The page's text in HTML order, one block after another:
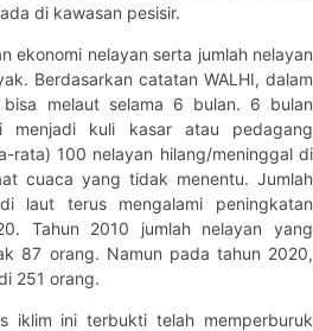
di kawasan pesisir.
ekonomi nelayan serta jumlah nelayan
Berdasarkan catatan WALHI, dalam
melaut selama 6 bulan. 6 bulan
menjadi kuli kasar atau pedagang
rata) 100 nelayan hilang/meninggal di
cuaca yang tidak menentu. Jumlah
laut terus mengalami peningkatan
Tahun 2010 jumlah nelayan yang
87 orang. Namun pada tahun 2020,
251 orang.
iklim ini terbukti telah memperburuk